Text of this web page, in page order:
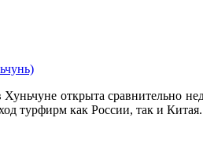
открыта сравнительно
турфирм как России, так и Китая.